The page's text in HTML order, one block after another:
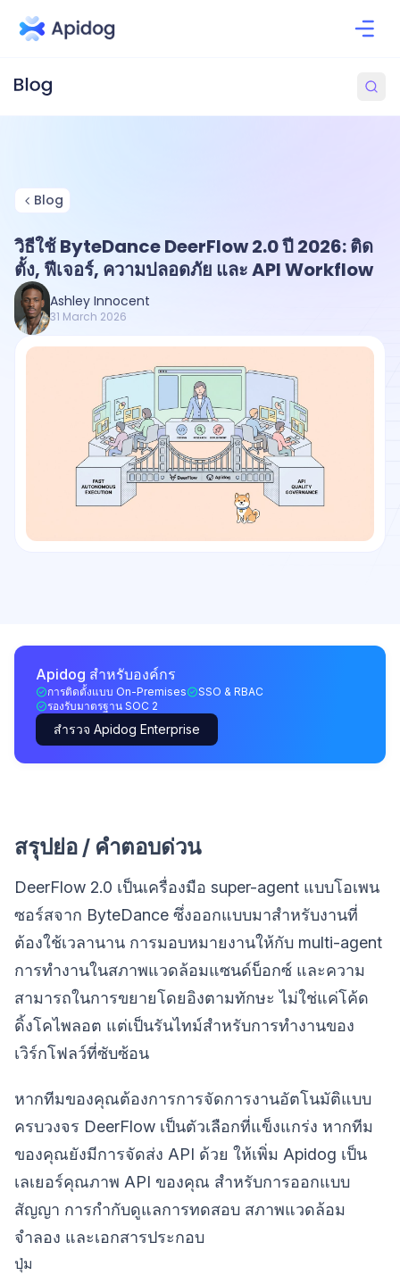
Blog
วิธีใช้ ByteDance DeerFlow 2.0 ปี 2026: ติด
ตั้ง, ฟีเจอร์, ความปลอดภัย และ API Workflow
Ashley Innocent
31 March 2026
Apidog สำหรับองค์กร
การติดตั้งแบบ On-Premises
SSO & RBAC
รองรับมาตรฐาน SOC 2
สำรวจ Apidog Enterprise
สรุปย่อ / คำตอบด่วน
DeerFlow 2.0 เป็นเครื่องมือ super-agent แบบโอเพน
ซอร์สจาก ByteDance ซึ่งออกแบบมาสำหรับงานที่
ต้องใช้เวลานาน การมอบหมายงานให้กับ multi-agent
การทำงานในสภาพแวดล้อมแซนด์บ็อกซ์ และความ
สามารถในการขยายโดยอิงตามทักษะ ไม่ใช่แค่โค้ด
ดิ้งโคไพลอต แต่เป็นรันไทม์สำหรับการทำงานของ
เวิร์กโฟลว์ที่ซับซ้อน
หากทีมของคุณต้องการการจัดการงานอัตโนมัติแบบ
ครบวงจร DeerFlow เป็นตัวเลือกที่แข็งแกร่ง หากทีม
ของคุณยังมีการจัดส่ง API ด้วย ให้เพิ่ม Apidog เป็น
เลเยอร์คุณภาพ API ของคุณ สำหรับการออกแบบ
สัญญา การกำกับดูแลการทดสอบ สภาพแวดล้อม
จำลอง และเอกสารประกอบ
ปุ่ม